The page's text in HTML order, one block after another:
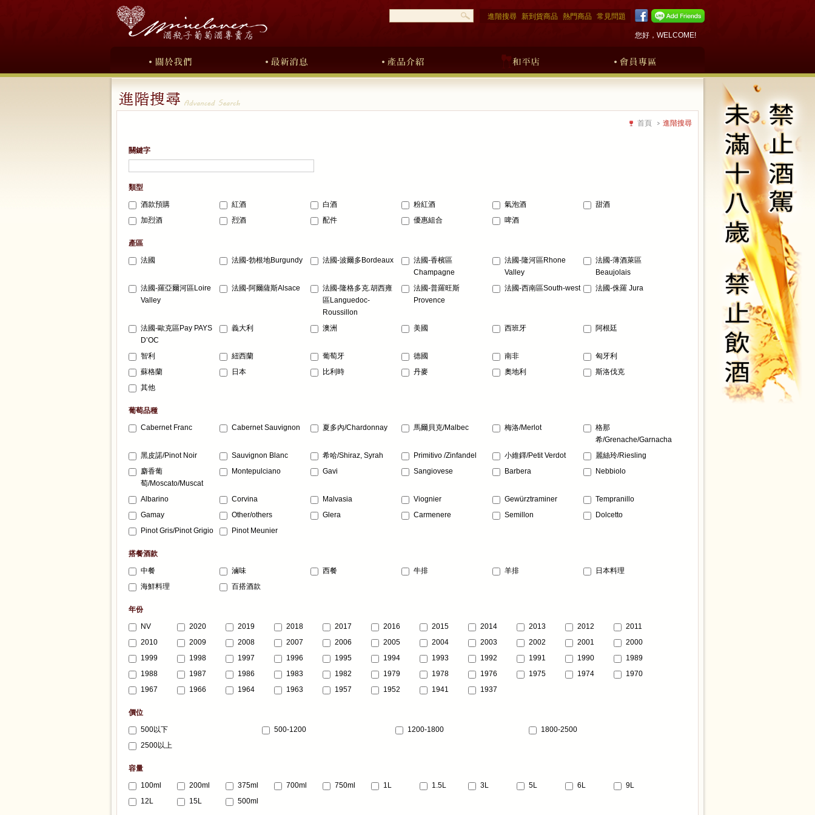
常見問題
熱門商品
新到貨商品
進階搜尋
您好，WELCOME!
首頁 進階搜尋
關鍵字
類型
酒款預購
紅酒 白酒 粉紅酒 氣泡酒
甜酒
加烈酒
烈酒 配件 優惠組合 啤酒
產區
法國
法國-勃根地Burgundy 法國-波爾多Bordeaux
法國-香檳區
Champagne
法國-隆河區Rhone
Valley
法國-薄酒萊區
Beaujolais
法國-羅亞爾河區Loire
Valley
法國-阿爾薩斯Alsace
法國-隆格多克.胡西雍
區Languedoc-
Roussillon
法國-普羅旺斯
Provence
法國-西南區South-west 法國-侏羅 Jura
法國-歐克區Pay PAYS
D’OC
義大利 澳洲 美國 西班牙 阿根廷
智利 紐西蘭 葡萄牙 德國 南非
匈牙利
蘇格蘭
日本 比利時 丹麥 奧地利
斯洛伐克
其他
葡萄品種
Cabernet Franc
Cabernet Sauvignon 夏多內/Chardonnay 馬爾貝克/Malbec 梅洛/Merlot
格那
希/Grenache/Garnacha
黑皮諾/Pinot Noir
Sauvignon Blanc 希哈/Shiraz, Syrah Primitivo /Zinfandel 小維鐸/Petit Verdot
麗絲玲/Riesling
麝香葡
萄/Moscato/Muscat
Montepulciano Gavi Sangiovese Barbera Nebbiolo
Albarino Corvina Malvasia Viognier Gewürztraminer
Tempranillo
Gamay
Other/others Glera Carmenere Semillon
Dolcetto
Pinot Gris/Pinot Grigio
Pinot Meunier
搭餐酒款
中餐
滷味 西餐 牛排 羊排
日本料理
海鮮料理
百搭酒款
年份
NV
2020 2019 2018 2017 2016 2015 2014 2013 2012
2011
2010
2009 2008 2007 2006 2005 2004 2003 2002 2001
2000
1999
1998 1997 1996 1995 1994 1993 1992 1991 1990
1989
1988
1987 1986 1983 1982 1979 1978 1976 1975 1974
1970
1967
1966 1964 1963 1957 1952 1941 1937
價位
500以下
500-1200 1200-1800
1800-2500
2500以上
容量
100ml
200ml 375ml 700ml 750ml 1L 1.5L 3L 5L 6L
9L
12L
15L 500ml